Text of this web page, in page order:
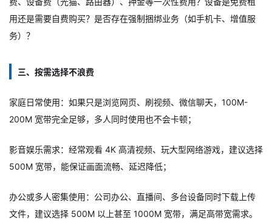
用还是需要自费购买？是否存在强制捆绑业务（如手机卡、增值服
务）？
三、按需选择不浪费
家庭日常使用：如果只是浏览网页、刷视频、微信聊天，100M-
200M 宽带完全足够，多人同时使用也不会卡顿；
影音娱乐需求：经常观看 4K 高清视频、玩大型网络游戏，建议选择
500M 宽带，能保证画面流畅、延迟降低；
办公或多人密集使用：公司办公、直播间、多台设备同时下载上传
文件，建议选择 500M 以上甚至 1000M 宽带，满足高带宽需求。